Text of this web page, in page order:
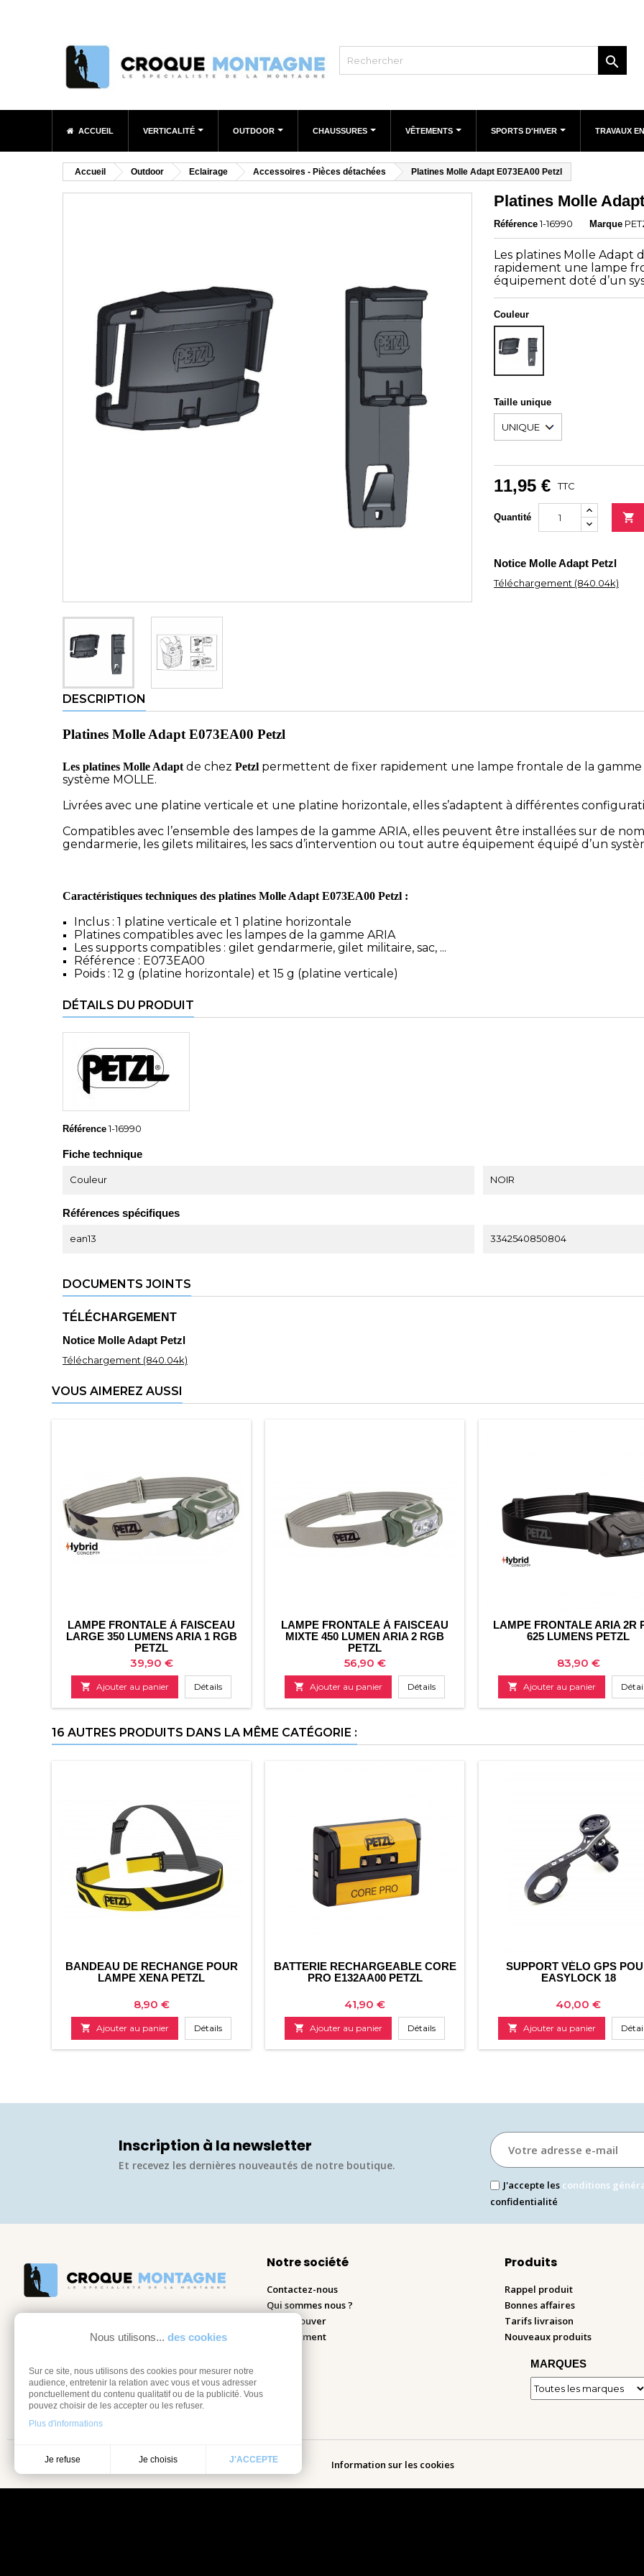

Nous utilisons... des cookies
Sur ce site, nous utilisons des cookies pour mesurer notre
audience, entretenir la relation avec vous et vous adresser
ponctuellement du contenu qualitatif ou de la publicité. Vous
pouvez choisir de les accepter ou les refuser.
Plus d'informations
Je refuse Je choisis J'ACCEPTE
ACCUEIL VERTICALITÉ OUTDOOR CHAUSSURES VÊTEMENTS SPORTS D'HIVER TRAVAUX
Accueil Outdoor Eclairage Accessoires - Pièces détachées Platines Molle Adapt E073EA00 Petzl
Platines Molle
Référence 1-16990 Marque
Les platines Molle
rapidement une lampe
équipement doté d’un
Couleur
Taille unique
11,95 € TTC
Quantité 
Notice Molle Adapt Petzl
Téléchargement (840.04k)
DESCRIPTION
Platines Molle Adapt E073EA00 Petzl
Les platines Molle Adapt de chez Petzl permettent de fixer rapidement une lampe frontale de la
système MOLLE.
Livrées avec une platine verticale et une platine horizontale, elles s’adaptent à différentes
Compatibles avec l’ensemble des lampes de la gamme ARIA, elles peuvent être installées sur de
gendarmerie, les gilets militaires, les sacs d’intervention ou tout autre équipement équipé d’un
Caractéristiques techniques des platines Molle Adapt E073EA00 Petzl :
Inclus : 1 platine verticale et 1 platine horizontale
Platines compatibles avec les lampes de la gamme ARIA
Les supports compatibles : gilet gendarmerie, gilet militaire, sac, ...
Référence : E073EA00
Poids : 12 g (platine horizontale) et 15 g (platine verticale)
DÉTAILS DU PRODUIT
Référence 1-16990
Fiche technique
Couleur NOIR
Références spécifiques
ean13 3342540850804
DOCUMENTS JOINTS
TÉLÉCHARGEMENT
Notice Molle Adapt Petzl
Téléchargement (840.04k)
VOUS AIMEREZ AUSSI
LAMPE FRONTALE À FAISCEAU
LARGE 350 LUMENS ARIA 1 RGB
PETZL
Prix
39,90 €
 Ajouter au panier Détails
LAMPE FRONTALE À FAISCEAU
MIXTE 450 LUMEN ARIA 2 RGB
PETZL
Prix
56,90 €
 Ajouter au panier Détails
LAMPE FRONTALE ARIA 2R
625 LUMENS PETZL
Prix
83,90 €
 Ajouter au panier
16 AUTRES PRODUITS DANS LA MÊME CATÉGORIE :
BANDEAU DE RECHANGE POUR
LAMPE XENA PETZL
Prix
8,90 €
 Ajouter au panier Détails
BATTERIE RECHARGEABLE CORE
PRO E132AA00 PETZL
Prix
41,90 €
 Ajouter au panier Détails
SUPPORT VÉLO GPS
EASYLOCK 18
Prix
40,00 €
 Ajouter au panier
Inscription à la newsletter
Et recevez les dernières nouveautés de notre boutique.​
J'accepte les conditions
confidentialité
Notre société
Contactez-nous
Qui sommes nous ?
Nous trouver
Recrutement
Produits
Rappel produit
Bonnes affaires
Tarifs livraison
Nouveaux produits
MARQUES
Mentions légales Information sur les cookies